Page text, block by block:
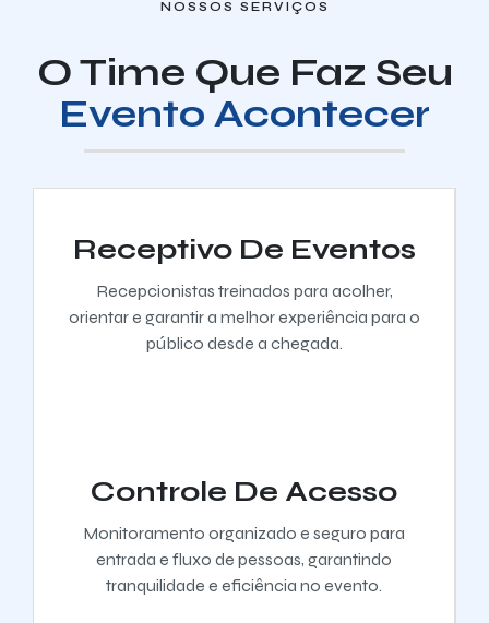
NOSSOS SERVIÇOS
O Time Que Faz Seu
Evento Acontecer
Receptivo De Eventos
Recepcionistas treinados para acolher,
orientar e garantir a melhor experiência para o
público desde a chegada.
Controle De Acesso
Monitoramento organizado e seguro para
entrada e fluxo de pessoas, garantindo
tranquilidade e eficiência no evento.